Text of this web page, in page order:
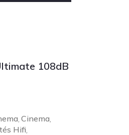
108dB
Cinema
Hifi